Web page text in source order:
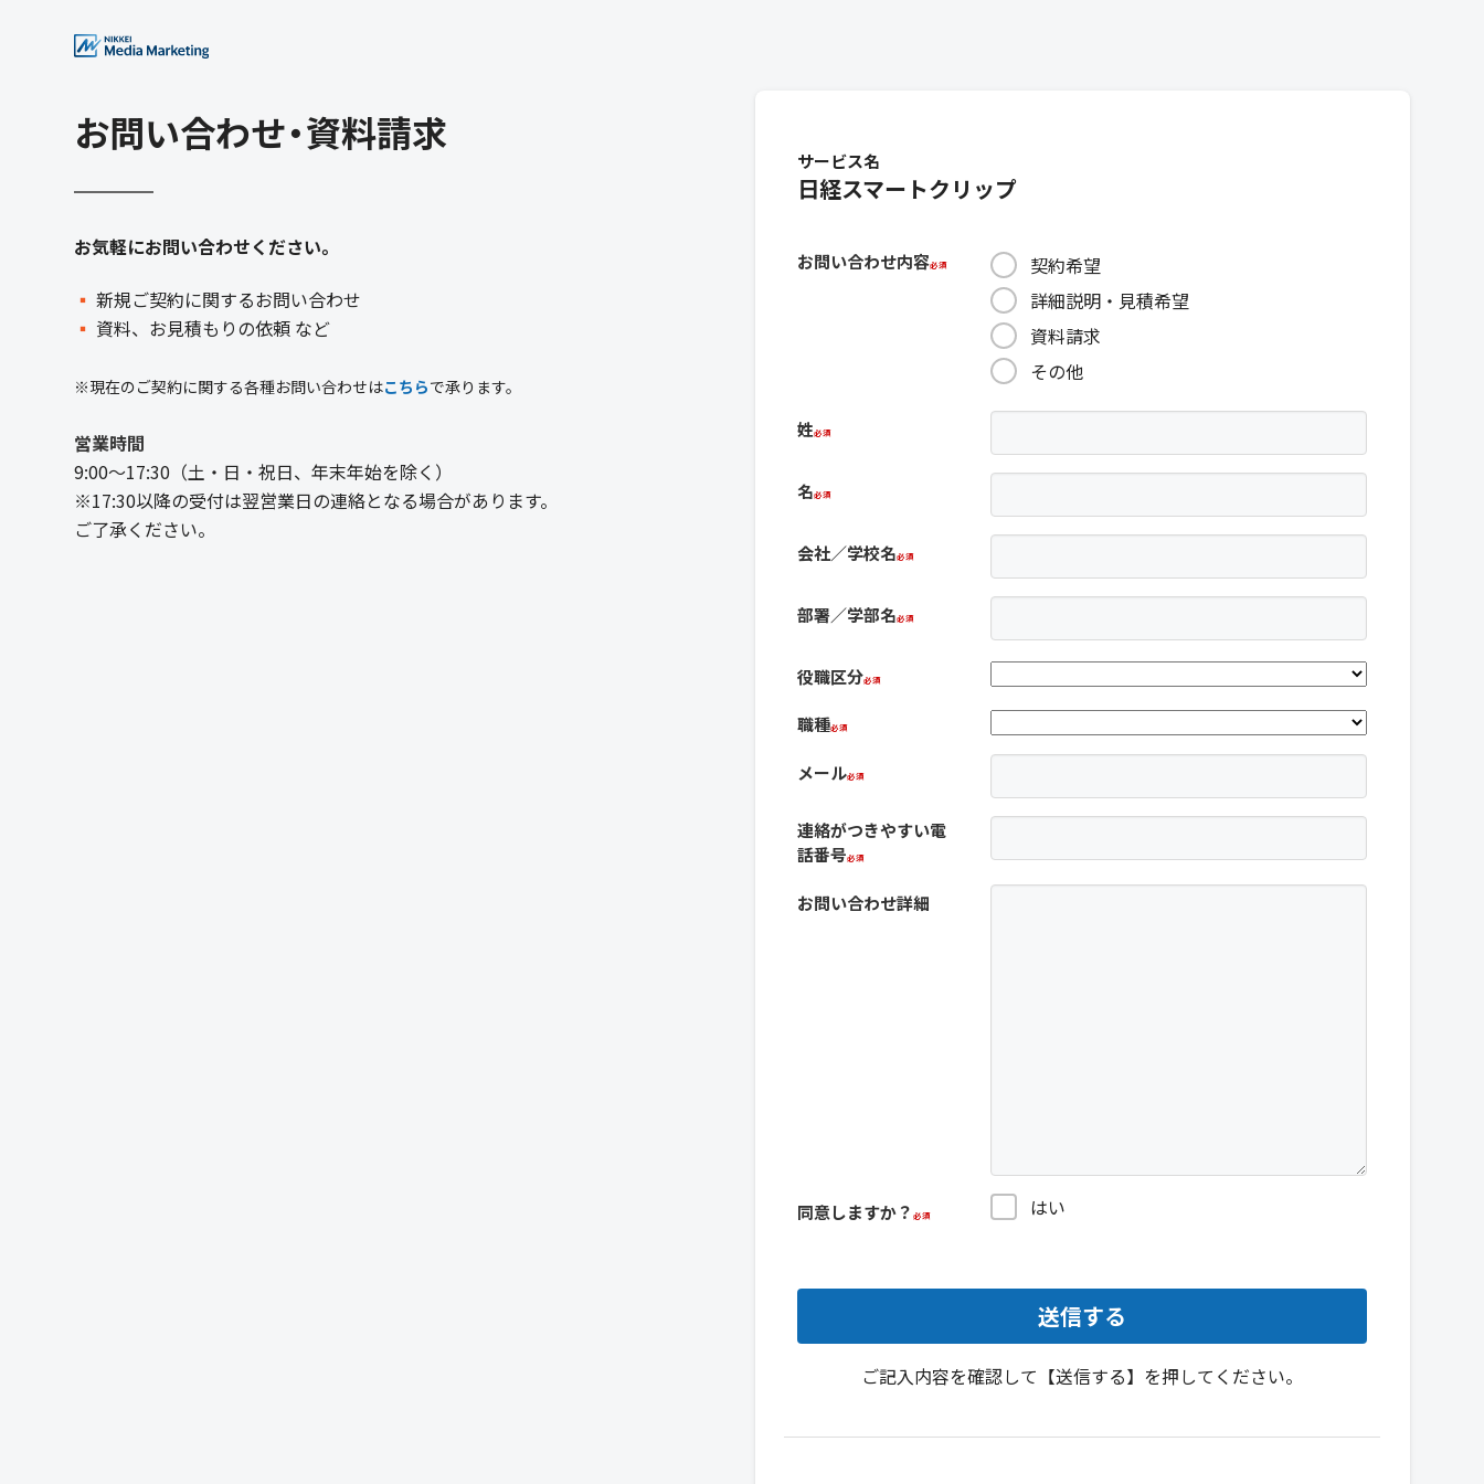
お問い合わせ・資料請求
お気軽にお問い合わせください。
▪ 新規ご契約に関するお問い合わせ
▪ 資料、お見積もりの依頼 など
※現在のご契約に関する各種お問い合わせはこちらで承ります。
営業時間
9:00〜17:30（土・日・祝日、年末年始を除く）
※17:30以降の受付は翌営業日の連絡となる場合があります。
ご了承ください。
サービス名
日経スマートクリップ
お問い合わせ内容
契約希望
詳細説明・見積希望
資料請求
その他
姓
名
会社／学校名
部署／学部名
役職区分
職種
メール
連絡がつきやすい電
話番号
お問い合わせ詳細
同意しますか？ はい
ご記入内容を確認して【送信する】を押してください。